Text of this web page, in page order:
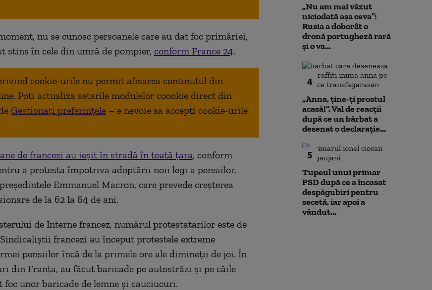
nu se cunosc persoanele care au dat foc primăriei,
stins în cele din umră de pompier, conform France 24.
cookie-urile nu permit afisarea continutul din
Poti actualiza setarile modulelor coookie direct din
Gestionați preferințele – e nevoie sa accepti cookie-urile
de francezi au ieșit în stradă în toată țara, conform
a protesta împotriva adoptării noii legi a pensiilor,
Emmanuel Macron, care prevede creșterea
de la 62 la 64 de ani.
de Interne francez, numărul protestatarilor este de
francezi au început protestele extreme
pensiilor încă de la primele ore ale dimineții de joi. În
din Franța, au făcut baricade pe autostrăzi și pe căile
foc unor baricade de lemne și cauciucuri.
„Nu am mai văzut
niciodată așa ceva”:
Rusia a doborât o
dronă portugheză rară
și o va...
4
„Anna, ţine-ţi prostul
acasă!”. Val de reacții
după ce un bărbat a
desenat o declarație...
5
Tupeul unui primar
PSD după ce a încasat
despăgubiri pentru
secetă, iar apoi a
vândut...